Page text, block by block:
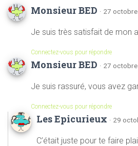
Monsieur BED · 27
Je suis très satisfait de mon
Connectez-vous pour répondre
Monsieur BED · 27
Je suis rassuré, vous avez
Connectez-vous pour répondre
Les Epicurieux · 29
C’était juste pour te faire